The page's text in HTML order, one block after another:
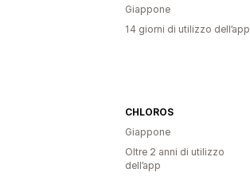
Giappone
14 giorni di utilizzo dell’app
CHLOROS
Giappone
Oltre 2 anni di utilizzo
dell’app